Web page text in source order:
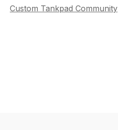
Custom Tankpad Community